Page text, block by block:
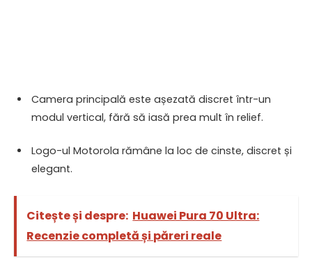
Camera principală este așezată discret într-un
modul vertical, fără să iasă prea mult în relief.
Logo-ul Motorola rămâne la loc de cinste, discret și
elegant.
Citește și despre: Huawei Pura 70 Ultra:
Recenzie completă și păreri reale